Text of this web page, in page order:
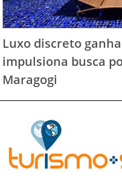
Luxo discreto
impulsiona busca
Maragogi